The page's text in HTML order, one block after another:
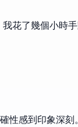
花了幾個小時
感到印象深